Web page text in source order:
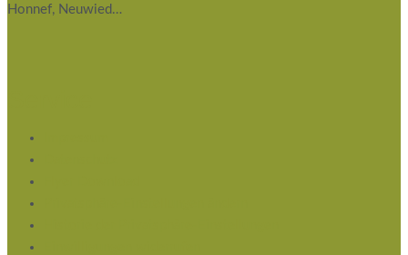
Honnef, Neuwied…